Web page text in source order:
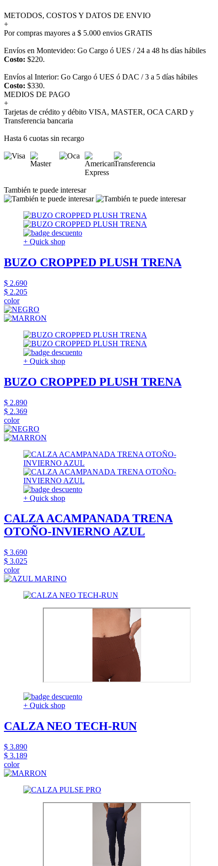
METODOS, COSTOS Y DATOS DE ENVIO
+
Por compras mayores a $ 5.000 envios GRATIS
Envíos en Montevideo: Go Cargo ó UES / 24 a 48 hs días hábiles
Costo: $220.
Envíos al Interior: Go Cargo ó UES ó DAC / 3 a 5 días hábiles
Costo: $330.
MEDIOS DE PAGO
+
Tarjetas de crédito y débito VISA, MASTER, OCA CARD y
Transferencia bancaria
Hasta 6 cuotas sin recargo
También te puede interesar
+ Quick shop
BUZO CROPPED PLUSH TRENA
$ 2.690
$ 2.205
color
+ Quick shop
BUZO CROPPED PLUSH TRENA
$ 2.890
$ 2.369
color
+ Quick shop
CALZA ACAMPANADA TRENA
OTOÑO-INVIERNO AZUL
$ 3.690
$ 3.025
color
+ Quick shop
CALZA NEO TECH-RUN
$ 3.890
$ 3.189
color